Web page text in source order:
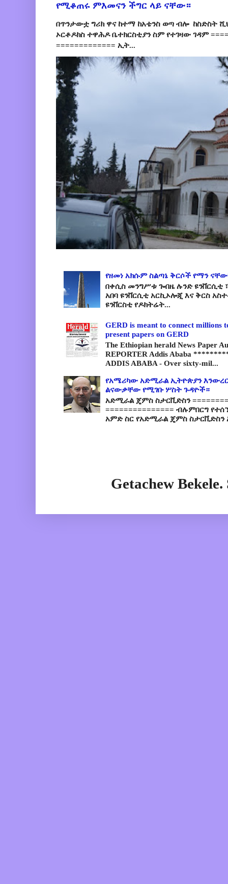
የሚቆጠሩ ምእመናን ችግር ላይ ናቸው።
በጥንታውቷ ግሪክ ዋና ከተማ ከአቴንስ ወጣ ብሎ ከስድስት
ኦርቶዶክስ ተዋሕዶ ቤተክርስቲያን ስም የተገዛው ገዳም
============= ኢት...
የዘመነ አክሱም ስልጣኔ ቅርሶች የማን
በቀሲስ መንግሥቱ ጐበዜ ሉንድ ዩንቨርሲቲ
አበባ ዩንቨርሲቲ አርኪኦሎጂ እና ቅርስ
ዩንቨርስቲ የዶክትሬት...
GERD is meant to connect millions
present papers on GERD
The Ethiopian herald News Paper
REPORTER Addis Ababa
ADDIS ABABA - Over sixty-mil...
የአሜሪካው አድሚራል ኢትዮጵያን
ልናውቃቸው የሚገቡ ሦስት ጉዳዮች።
አድሚራል ጄምስ ስታርቪድስን
=============== ብሉምበርግ
አምድ ስር የአድሚራል ጄምስ ስታርቪድስን
Getachew